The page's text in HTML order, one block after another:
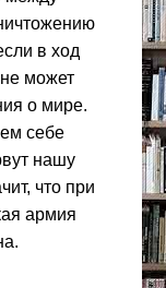
в ход
может
о мире.
себе
нашу
что при
армия